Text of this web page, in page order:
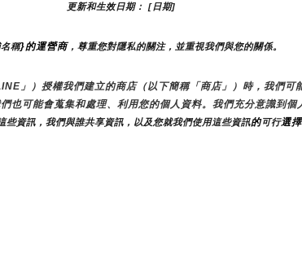
更新和生效日期： [日期]
稱}的運營商，尊重您對隱私的關注，並重視我們與您的關係。
」）授權我們建立的商店（以下簡稱「商店」）時，我們可
也可能會蒐集和處理、利用您的個人資料。我們充分意識到
資訊，我們與誰共享資訊，以及您就我們使用這些資訊的可行選擇